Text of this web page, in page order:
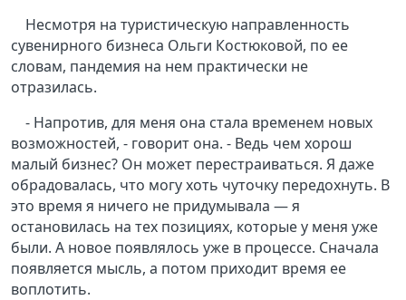
Несмотря на туристическую направленность
сувенирного бизнеса Ольги Костюковой, по ее
словам, пандемия на нем практически не
отразилась.
- Напротив, для меня она стала временем новых
возможностей, - говорит она. - Ведь чем хорош
малый бизнес? Он может перестраиваться. Я даже
обрадовалась, что могу хоть чуточку передохнуть. В
это время я ничего не придумывала — я
остановилась на тех позициях, которые у меня уже
были. А новое появлялось уже в процессе. Сначала
появляется мысль, а потом приходит время ее
воплотить.